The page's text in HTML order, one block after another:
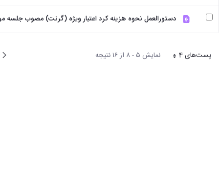
دستورالعمل نحوه هزینه کرد اعتبار ویژه (گرنت) مصوب جلسه مورخ
پست‌‌های 4هر صفحه نمایش ۵ - ۸ از ۱۶ نتیجه